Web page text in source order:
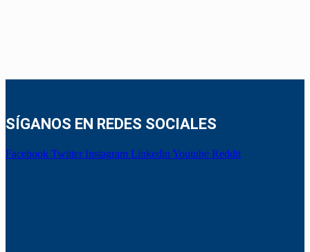
SÍGANOS EN REDES SOCIALES
Facebook Twitter Instagram Linkedin Youtube Reddit